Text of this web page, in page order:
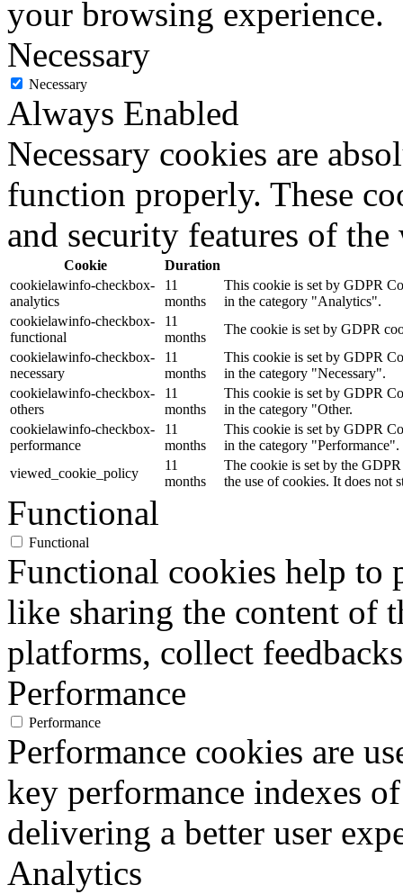
your browsing experience.
Necessary
Necessary
Always Enabled
Necessary cookies are
function properly. These
and security features of
Cookie
Duration
cookielawinfo-checkbox-
analytics
11
months
This cookie is set by GDPR
in the category "Analytics".
cookielawinfo-checkbox-
functional
11
months
The cookie is set by GDPR
cookielawinfo-checkbox-
necessary
11
months
This cookie is set by GDPR
in the category "Necessary".
cookielawinfo-checkbox-
others
11
months
This cookie is set by GDPR
in the category "Other.
cookielawinfo-checkbox-
performance
11
months
This cookie is set by GDPR
in the category "Performance".
viewed_cookie_policy
11
months
The cookie is set by the
the use of cookies. It does not
Functional
Functional
Functional cookies help to
like sharing the content of
platforms, collect
Performance
Performance
Performance cookies are
key performance indexes
delivering a better user
Analytics